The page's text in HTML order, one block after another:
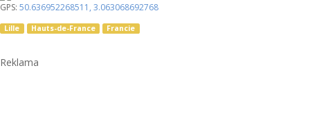
GPS: 50.636952268511 , 3.063068692768
Lille Hauts-de-France Francie
Reklama